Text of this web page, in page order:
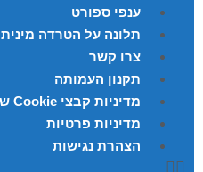
ענפי ספורט
תלונה על הטרדה מינית
צרו קשר
תקנון העמותה
מדיניות קבצי Cookie של האתר
מדיניות פרטיות
הצהרת נגישות